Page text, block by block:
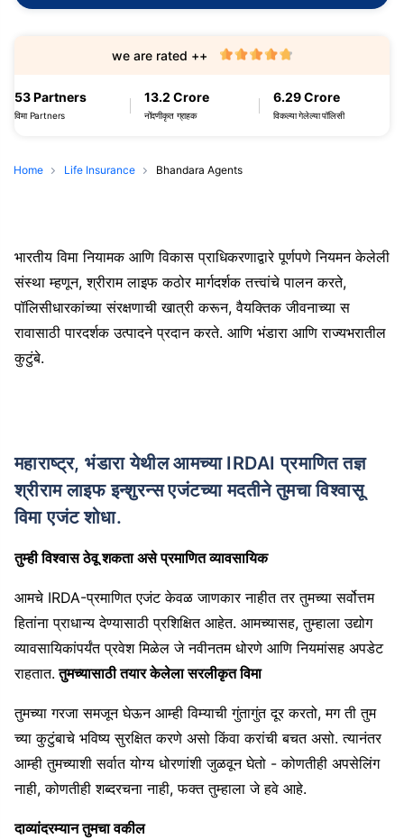
53 Partners
विमा Partners
13.2 Crore
नोंदणीकृत ग्राहक
6.29 Crore
विकल्या गेलेल्या पॉलिसी
we are rated ++
Home Life Insurance Bhandara Agents
भारतीय विमा नियामक आणि विकास प्राधिकरणाद्वारे पूर्णपणे नियमन केलेली
संस्था म्हणून, श्रीराम लाइफ कठोर मार्गदर्शक तत्त्वांचे पालन करते,
पॉलिसीधारकांच्या संरक्षणाची खात्री करून, वैयक्तिक जीवनाच्या स
रावासाठी पारदर्शक उत्पादने प्रदान करते. आणि भंडारा आणि राज्यभरातील
कुटुंबे.
महाराष्ट्र, भंडारा येथील आमच्या IRDAI प्रमाणित तज्ञ
श्रीराम लाइफ इन्शुरन्स एजंटच्या मदतीने तुमचा विश्वासू
विमा एजंट शोधा.
तुम्ही विश्वास ठेवू शकता असे प्रमाणित व्यावसायिक
आमचे IRDA-प्रमाणित एजंट केवळ जाणकार नाहीत तर तुमच्या सर्वोत्तम
हितांना प्राधान्य देण्यासाठी प्रशिक्षित आहेत. आमच्यासह, तुम्हाला उद्योग
व्यावसायिकांपर्यंत प्रवेश मिळेल जे नवीनतम धोरणे आणि नियमांसह अपडेट
राहतात. तुमच्यासाठी तयार केलेला सरलीकृत विमा
तुमच्या गरजा समजून घेऊन आम्ही विम्याची गुंतागुंत दूर करतो, मग ती तुम
च्या कुटुंबाचे भविष्य सुरक्षित करणे असो किंवा करांची बचत असो. त्यानंतर
आम्ही तुमच्याशी सर्वात योग्य धोरणांशी जुळवून घेतो - कोणतीही अपसेलिंग
नाही, कोणतीही शब्दरचना नाही, फक्त तुम्हाला जे हवे आहे.
दाव्यांदरम्यान तुमचा वकील